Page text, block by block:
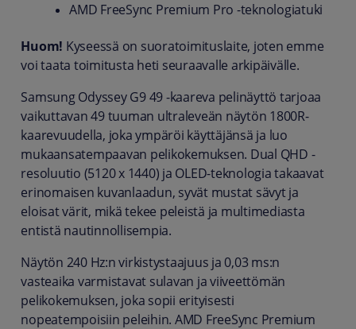
AMD FreeSync Premium Pro -teknologiatuki
Huom! Kyseessä on suoratoimituslaite, joten emme
voi taata toimitusta heti seuraavalle arkipäivälle.
Samsung Odyssey G9 49 -kaareva pelinäyttö tarjoaa
vaikuttavan 49 tuuman ultraleveän näytön 1800R-
kaarevuudella, joka ympäröi käyttäjänsä ja luo
mukaansatempaavan pelikokemuksen. Dual QHD -
resoluutio (5120 x 1440) ja OLED-teknologia takaavat
erinomaisen kuvanlaadun, syvät mustat sävyt ja
eloisat värit, mikä tekee peleistä ja multimediasta
entistä nautinnollisempia.
Näytön 240 Hz:n virkistystaajuus ja 0,03 ms:n
vasteaika varmistavat sulavan ja viiveettömän
pelikokemuksen, joka sopii erityisesti
nopeatempoisiin peleihin. AMD FreeSync Premium